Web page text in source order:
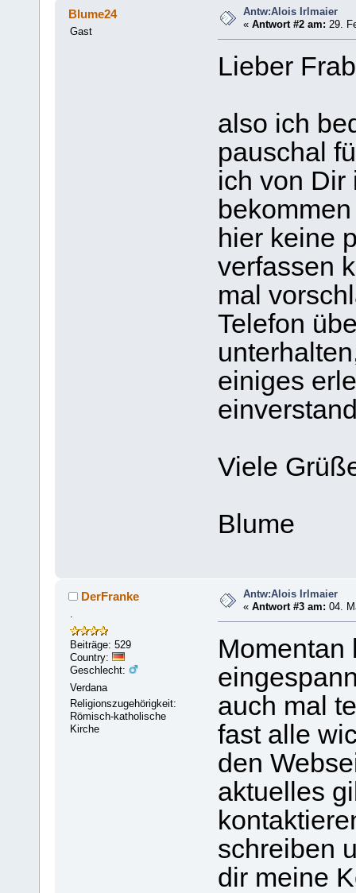
Blume24
Gast
Antw:Alois Irlmaier
«Antwort #2 am: 29.
Lieber
also ich
pauschal
ich von Dir
hier keine
verfassen
mal
Telefon
einiges
Viele
Blume
DerFranke
.
Beiträge: 529
Country:
Geschlecht:
Verdana
Religionszugehörigkeit:
Römisch-katholische
Kirche
Antw:Alois Irlmaier
«Antwort #3 am: 04.
Momentan
auch mal
fast alle
den
aktuelles
schreiben
dir meine